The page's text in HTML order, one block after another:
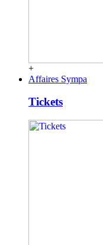
+
Affaires Sympa
Tickets